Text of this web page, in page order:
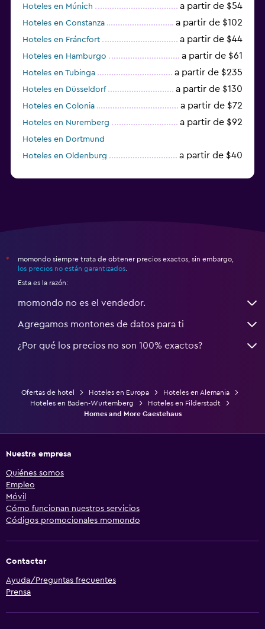
Hoteles en Múnich a partir de $54
Hoteles en Constanza a partir de $102
Hoteles en Fráncfort a partir de $44
Hoteles en Hamburgo a partir de $61
Hoteles en Tubinga a partir de $235
Hoteles en Düsseldorf a partir de $130
Hoteles en Colonia a partir de $72
Hoteles en Nuremberg a partir de $92
Hoteles en Dortmund
Hoteles en Oldenburg
a partir de $40
*
momondo siempre trata de obtener precios exactos, sin embargo,
los precios no están garantizados
Esta es la razón:
momondo no es el vendedor.
Agregamos montones de datos para ti
¿Por qué los precios no son 100% exactos?
Ofertas de hotel Hoteles en Europa
Hoteles en Alemania
Hoteles en Baden-Wurtemberg
Hoteles en Filderstadt
Homes and More Gaestehaus
Nuestra empresa
Quiénes somos
Empleo
Móvil
Cómo funcionan nuestros servicios
Códigos promocionales momondo
Contactar
Ayuda/Preguntas frecuentes
Prensa